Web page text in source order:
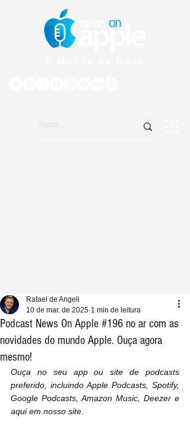
Podcast News On Apple #196 no ar com as
novidades do mundo Apple. Ouça agora
mesmo!
Rafael de Angeli
10 de mar. de 2025 1 min de leitura
Ouça no seu app ou site de podcasts
preferido, incluindo Apple Podcasts, Spotify,
Google Podcasts, Amazon Music, Deezer e
aqui em nosso site.